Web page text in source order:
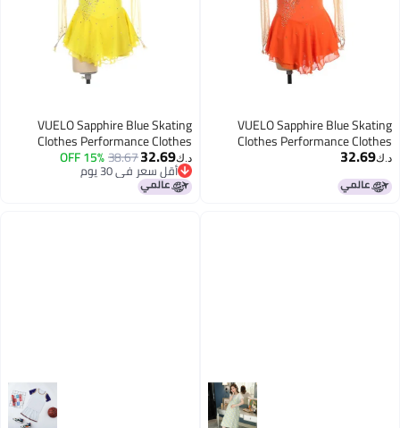
VUELO Sapphire Blue Skating
Clothes Performance Clothes
Children Adult Clothes Figure
Skating Color Skirt Funo Girl
Competition Long Sleeve
د.ك‏32.69
VUELO Sapphire Blue Skating
Clothes Performance Clothes
Children Adult Clothes Figure
Skating Color Skirt Funo Girl
Competition Long Sleeve
د.ك‏32.69
38.67
15% OFF
أقل سعر في 30 يوم
أقل سعر في 30 يوم